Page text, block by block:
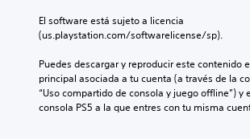
El software está sujeto a licencia
(us.playstation.com/softwarelicense/sp).
Puedes descargar y reproducir este contenido
principal asociada a tu cuenta (a través de la
“Uso compartido de consola y juego offline”) y
consola PS5 a la que entres con tu misma